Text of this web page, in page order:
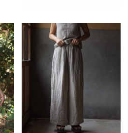
ら
選
択
で
き
ま
す